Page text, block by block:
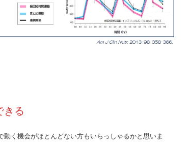
きる
く機会がほとんどない方もいらっしゃるかと思いま